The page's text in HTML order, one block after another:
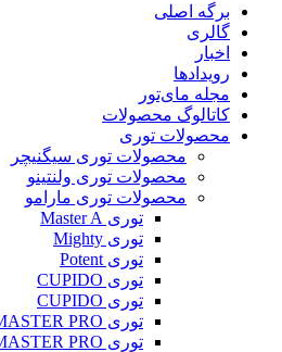
برگه اصلی
گالری
اخبار
رویدادها
مجله مای‌تور
کاتالوگ محصولات
محصولات توری
محصولات توری سیگنیچر
محصولات توری ولنتینو
محصولات توری مارامو
توری Master A
توری Mighty
توری Potent
توری CUPIDO
توری CUPIDO
توری MASTER PRO
توری MASTER PRO